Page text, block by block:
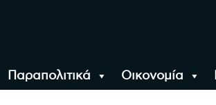
Παραπολιτικά Οικονομία